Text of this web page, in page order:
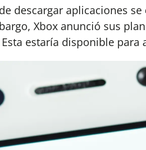
descargar aplicaciones
Xbox anunció sus
estaría disponible para